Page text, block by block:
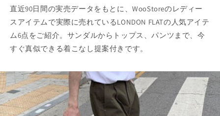
直近90日間の実売データをもとに、WooStoreのレディー
スアイテムで実際に売れているLONDON FLATの人気アイテ
ム6点をご紹介。サンダルからトップス、パンツまで、今
すぐ真似できる着こなし提案付きです。